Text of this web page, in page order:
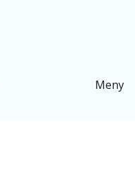
Meny